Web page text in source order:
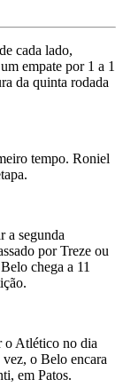
cada lado,
empate por 1 a 1
da quinta rodada
tempo. Roniel
a segunda
por Treze ou
chega a 11
o Atlético no dia
o Belo encara
em Patos.